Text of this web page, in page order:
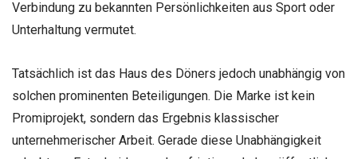
Verbindung zu bekannten Persönlichkeiten aus Sport oder
Unterhaltung vermutet.
Tatsächlich ist das Haus des Döners jedoch unabhängig von
solchen prominenten Beteiligungen. Die Marke ist kein
Promiprojekt, sondern das Ergebnis klassischer
unternehmerischer Arbeit. Gerade diese Unabhängigkeit